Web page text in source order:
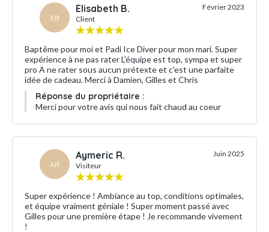
EB
Elisabeth B.
Client
Février 2023
Baptême pour moi et Padi Ice Diver pour mon mari. Super
expérience à ne pas rater L'équipe est top, sympa et super
pro A ne rater sous aucun prétexte et c'est une parfaite
idée de cadeau. Merci à Damien, Gilles et Chris
Réponse du propriétaire :
Merci pour votre avis qui nous fait chaud au coeur
AR
Aymeric R.
Visiteur
Juin 2025
Super expérience ! Ambiance au top, conditions optimales,
et équipe vraiment géniale ! Super moment passé avec
Gilles pour une première étape ! Je recommande vivement
!